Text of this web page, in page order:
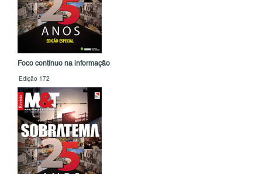
Foco contínuo na informação
Edição 172